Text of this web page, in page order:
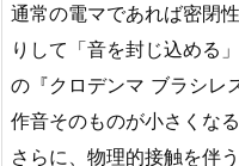
通常の電マであれば密閉
りして「音を封じ込める
の『クロデンマ ブラシレ
作音そのものが小さくなる
さらに、物理的接触を伴